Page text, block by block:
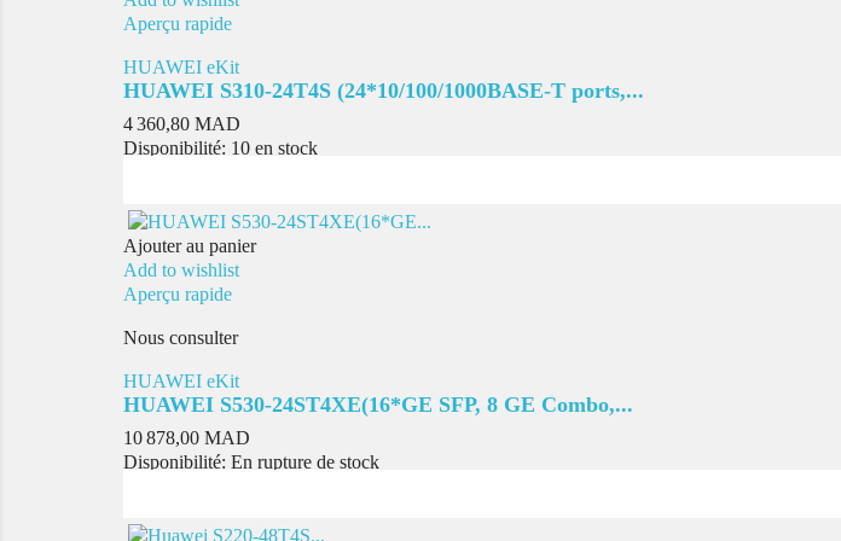
Aperçu rapide
HUAWEI eKit
HUAWEI S310-24T4S (24*10/100/1000BASE-T ports,...
Prix
4 360,80 MAD
Disponibilité: 10 en stock
Ajouter au panier
Add to wishlist
Aperçu rapide
Nous consulter
HUAWEI eKit
HUAWEI S530-24ST4XE(16*GE SFP, 8 GE Combo,...
Prix
10 878,00 MAD
Disponibilité: En rupture de stock